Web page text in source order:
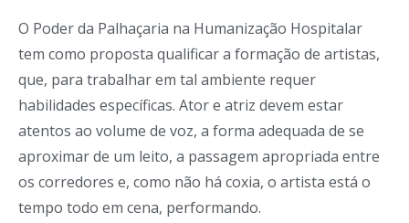
O Poder da Palhaçaria na Humanização Hospitalar
tem como proposta qualificar a formação de artistas,
que, para trabalhar em tal ambiente requer
habilidades específicas. Ator e atriz devem estar
atentos ao volume de voz, a forma adequada de se
aproximar de um leito, a passagem apropriada entre
os corredores e, como não há coxia, o artista está o
tempo todo em cena, performando.